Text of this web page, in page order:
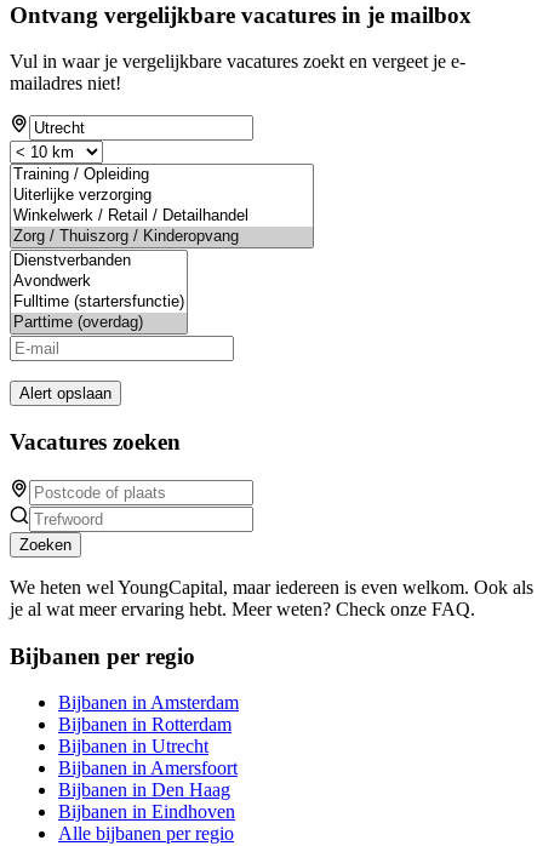
Ontvang vergelijkbare vacatures in je mailbox
Vul in waar je vergelijkbare vacatures zoekt en vergeet je e-
mailadres niet!
Alert opslaan
Vacatures zoeken
Zoeken
We heten wel YoungCapital, maar iedereen is even welkom. Ook als
je al wat meer ervaring hebt. Meer weten? Check onze FAQ.
Bijbanen per regio
Bijbanen in Amsterdam
Bijbanen in Rotterdam
Bijbanen in Utrecht
Bijbanen in Amersfoort
Bijbanen in Den Haag
Bijbanen in Eindhoven
Alle bijbanen per regio